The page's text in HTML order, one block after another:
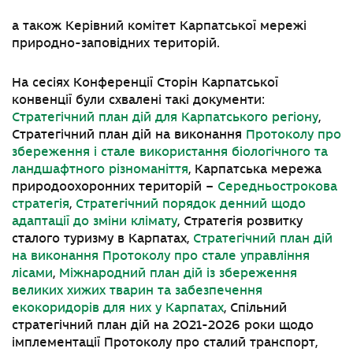
а також Керівний комітет Карпатської мережі
природно-заповідних територій.
На сесіях Конференції Сторін Карпатської
конвенції були схвалені такі документи:
Стратегічний план дій для Карпатського регіону,
Стратегічний план дій на виконання Протоколу про
збереження і стале використання біологічного та
ландшафтного різноманіття, Карпатська мережа
природоохоронних територій – Середньострокова
стратегія, Стратегічний порядок денний щодо
адаптації до зміни клімату, Стратегія розвитку
сталого туризму в Карпатах, Стратегічний план дій
на виконання Протоколу про стале управління
лісами, Міжнародний план дій із збереження
великих хижих тварин та забезпечення
екокоридорів для них у Карпатах, Спільний
стратегічний план дій на 2021-2026 роки щодо
імплементації Протоколу про сталий транспорт,